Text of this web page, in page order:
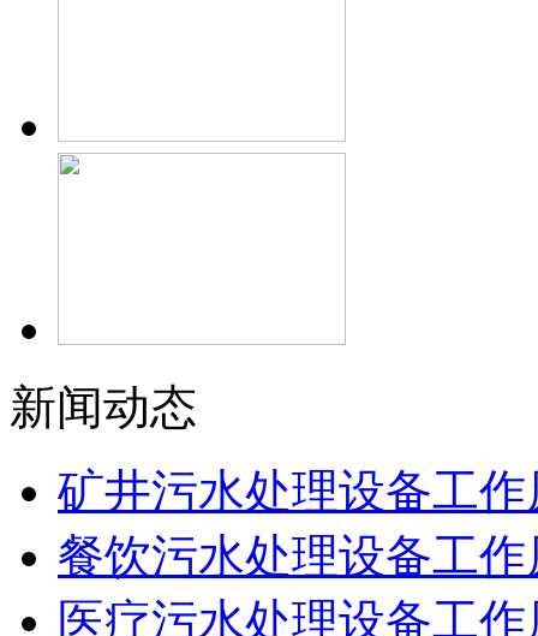
新闻动态
矿井污水处理设备工
餐饮污水处理设备工
医疗污水处理设备工